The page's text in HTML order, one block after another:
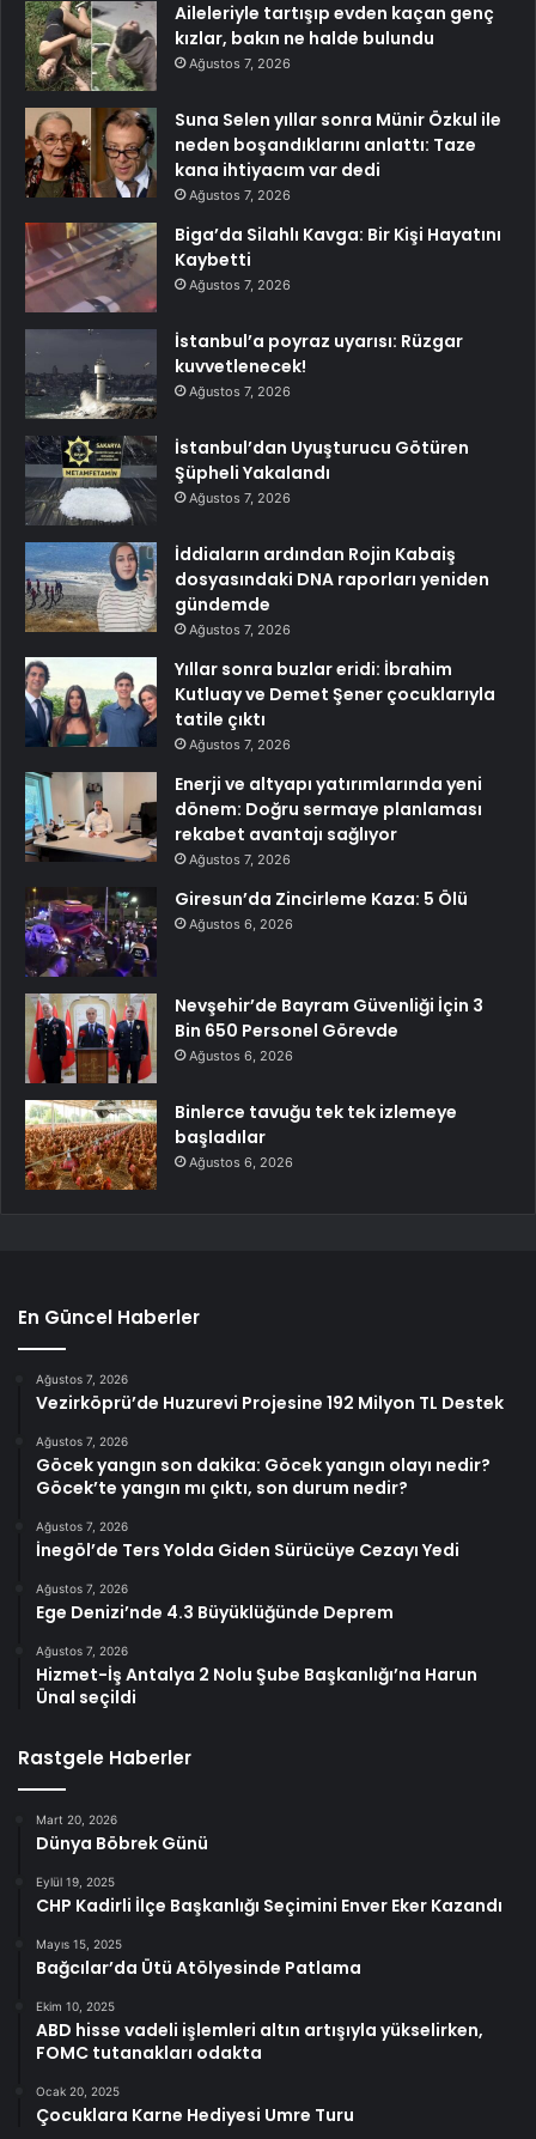
Aileleriyle tartışıp evden kaçan genç
kızlar, bakın ne halde bulundu
Ağustos 7, 2026
Suna Selen yıllar sonra Münir Özkul ile
neden boşandıklarını anlattı: Taze
kana ihtiyacım var dedi
Ağustos 7, 2026
Biga’da Silahlı Kavga: Bir Kişi Hayatını
Kaybetti
Ağustos 7, 2026
İstanbul’a poyraz uyarısı: Rüzgar
kuvvetlenecek!
Ağustos 7, 2026
İstanbul’dan Uyuşturucu Götüren
Şüpheli Yakalandı
Ağustos 7, 2026
İddiaların ardından Rojin Kabaiş
dosyasındaki DNA raporları yeniden
gündemde
Ağustos 7, 2026
Yıllar sonra buzlar eridi: İbrahim
Kutluay ve Demet Şener çocuklarıyla
tatile çıktı
Ağustos 7, 2026
Enerji ve altyapı yatırımlarında yeni
dönem: Doğru sermaye planlaması
rekabet avantajı sağlıyor
Ağustos 7, 2026
Giresun’da Zincirleme Kaza: 5 Ölü
Ağustos 6, 2026
Nevşehir’de Bayram Güvenliği İçin 3
Bin 650 Personel Görevde
Ağustos 6, 2026
Binlerce tavuğu tek tek izlemeye
başladılar
Ağustos 6, 2026
En Güncel Haberler
Ağustos 7, 2026
Vezirköprü’de Huzurevi Projesine 192 Milyon TL Destek
Ağustos 7, 2026
Göcek yangın son dakika: Göcek yangın olayı nedir?
Göcek’te yangın mı çıktı, son durum nedir?
Ağustos 7, 2026
İnegöl’de Ters Yolda Giden Sürücüye Cezayı Yedi
Ağustos 7, 2026
Ege Denizi’nde 4.3 Büyüklüğünde Deprem
Ağustos 7, 2026
Hizmet-İş Antalya 2 Nolu Şube Başkanlığı’na Harun
Ünal seçildi
Rastgele Haberler
Mart 20, 2026
Dünya Böbrek Günü
Eylül 19, 2025
CHP Kadirli İlçe Başkanlığı Seçimini Enver Eker Kazandı
Mayıs 15, 2025
Bağcılar’da Ütü Atölyesinde Patlama
Ekim 10, 2025
ABD hisse vadeli işlemleri altın artışıyla yükselirken,
FOMC tutanakları odakta
Ocak 20, 2025
Çocuklara Karne Hediyesi Umre Turu